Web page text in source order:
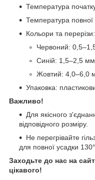
Температура
Температура повної
Кольори та перерізи:
Червоний:
Синій: 1,5–2,5
Жовтий: 4,0–6,0
Упаковка:
Важливо!
Для якісного
відповідного розміру.
Не перегрівайте
для повної усадки
Заходьте до нас на сайт
цікавого!